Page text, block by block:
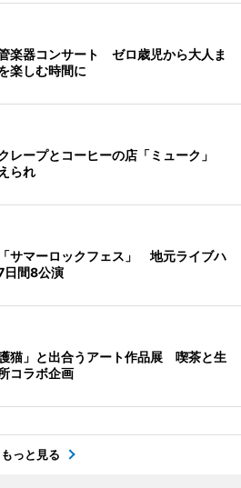
楽器コンサート ゼロ歳児から大人ま
楽しむ時間に
レープとコーヒーの店「ミューク」
られ
サマーロックフェス」 地元ライブハ
日間8公演
猫」と出合うアート作品展 喫茶と生
コラボ企画
もっと見る